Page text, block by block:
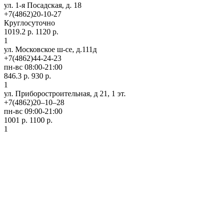
ул. 1-я Посадская, д. 18
+7(4862)20-10-27
Круглосуточно
1019.2 р. 1120 р.
1
ул. Московское ш-се, д.111д
+7(4862)44-24-23
пн-вс 08:00-21:00
846.3 р. 930 р.
1
ул. Приборостроительная, д 21, 1 эт.
+7(4862)20‒10‒28
пн-вс 09:00-21:00
1001 р. 1100 р.
1